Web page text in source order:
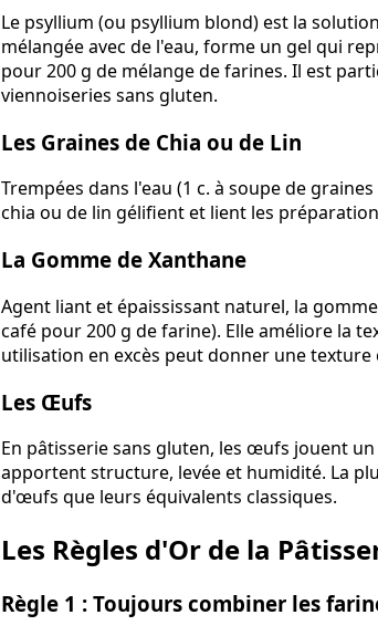
Le psyllium (ou psyllium blond) est la
mélangée avec de l'eau, forme un gel qui
pour 200 g de mélange de farines. Il est
viennoiseries sans gluten.
Les Graines de Chia ou de Lin
Trempées dans l'eau (1 c. à soupe de
chia ou de lin gélifient et lient les
La Gomme de Xanthane
Agent liant et épaississant naturel, la
café pour 200 g de farine). Elle améliore la
utilisation en excès peut donner une texture
Les Œufs
En pâtisserie sans gluten, les œufs jouent
apportent structure, levée et humidité. La
d'œufs que leurs équivalents classiques.
Les Règles d'Or de la
Règle 1 : Toujours combiner les